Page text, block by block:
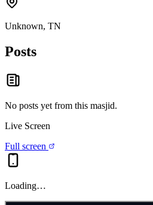
Unknown, TN
Posts
No posts yet from this masjid.
Live Screen
Full screen
Loading…